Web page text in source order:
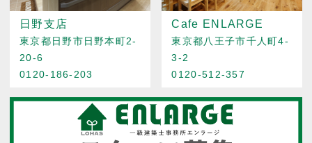
日野支店
東京都日野市日野本町2-
20-6
0120-186-203
Cafe ENLARGE
東京都八王子市千人町4-
3-2
0120-512-357